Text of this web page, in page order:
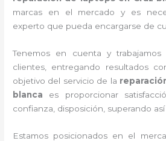
marcas en el mercado y es
experto que pueda encargarse de
Tenemos en cuenta y
clientes, entregando resultados
objetivo del servicio de la
blanca es proporcionar
confianza, disposición, superando así
Estamos posicionados en el